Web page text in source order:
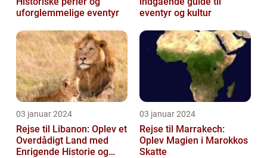
uforglemmelige eventyr
eventyr og kultur
03 januar 2024
Rejse til Libanon: Oplev et
Overdådigt Land med
Enrigende Historie og
03 januar 2024
Rejse til Marrakech:
Oplev Magien i Marokkos
Skatte